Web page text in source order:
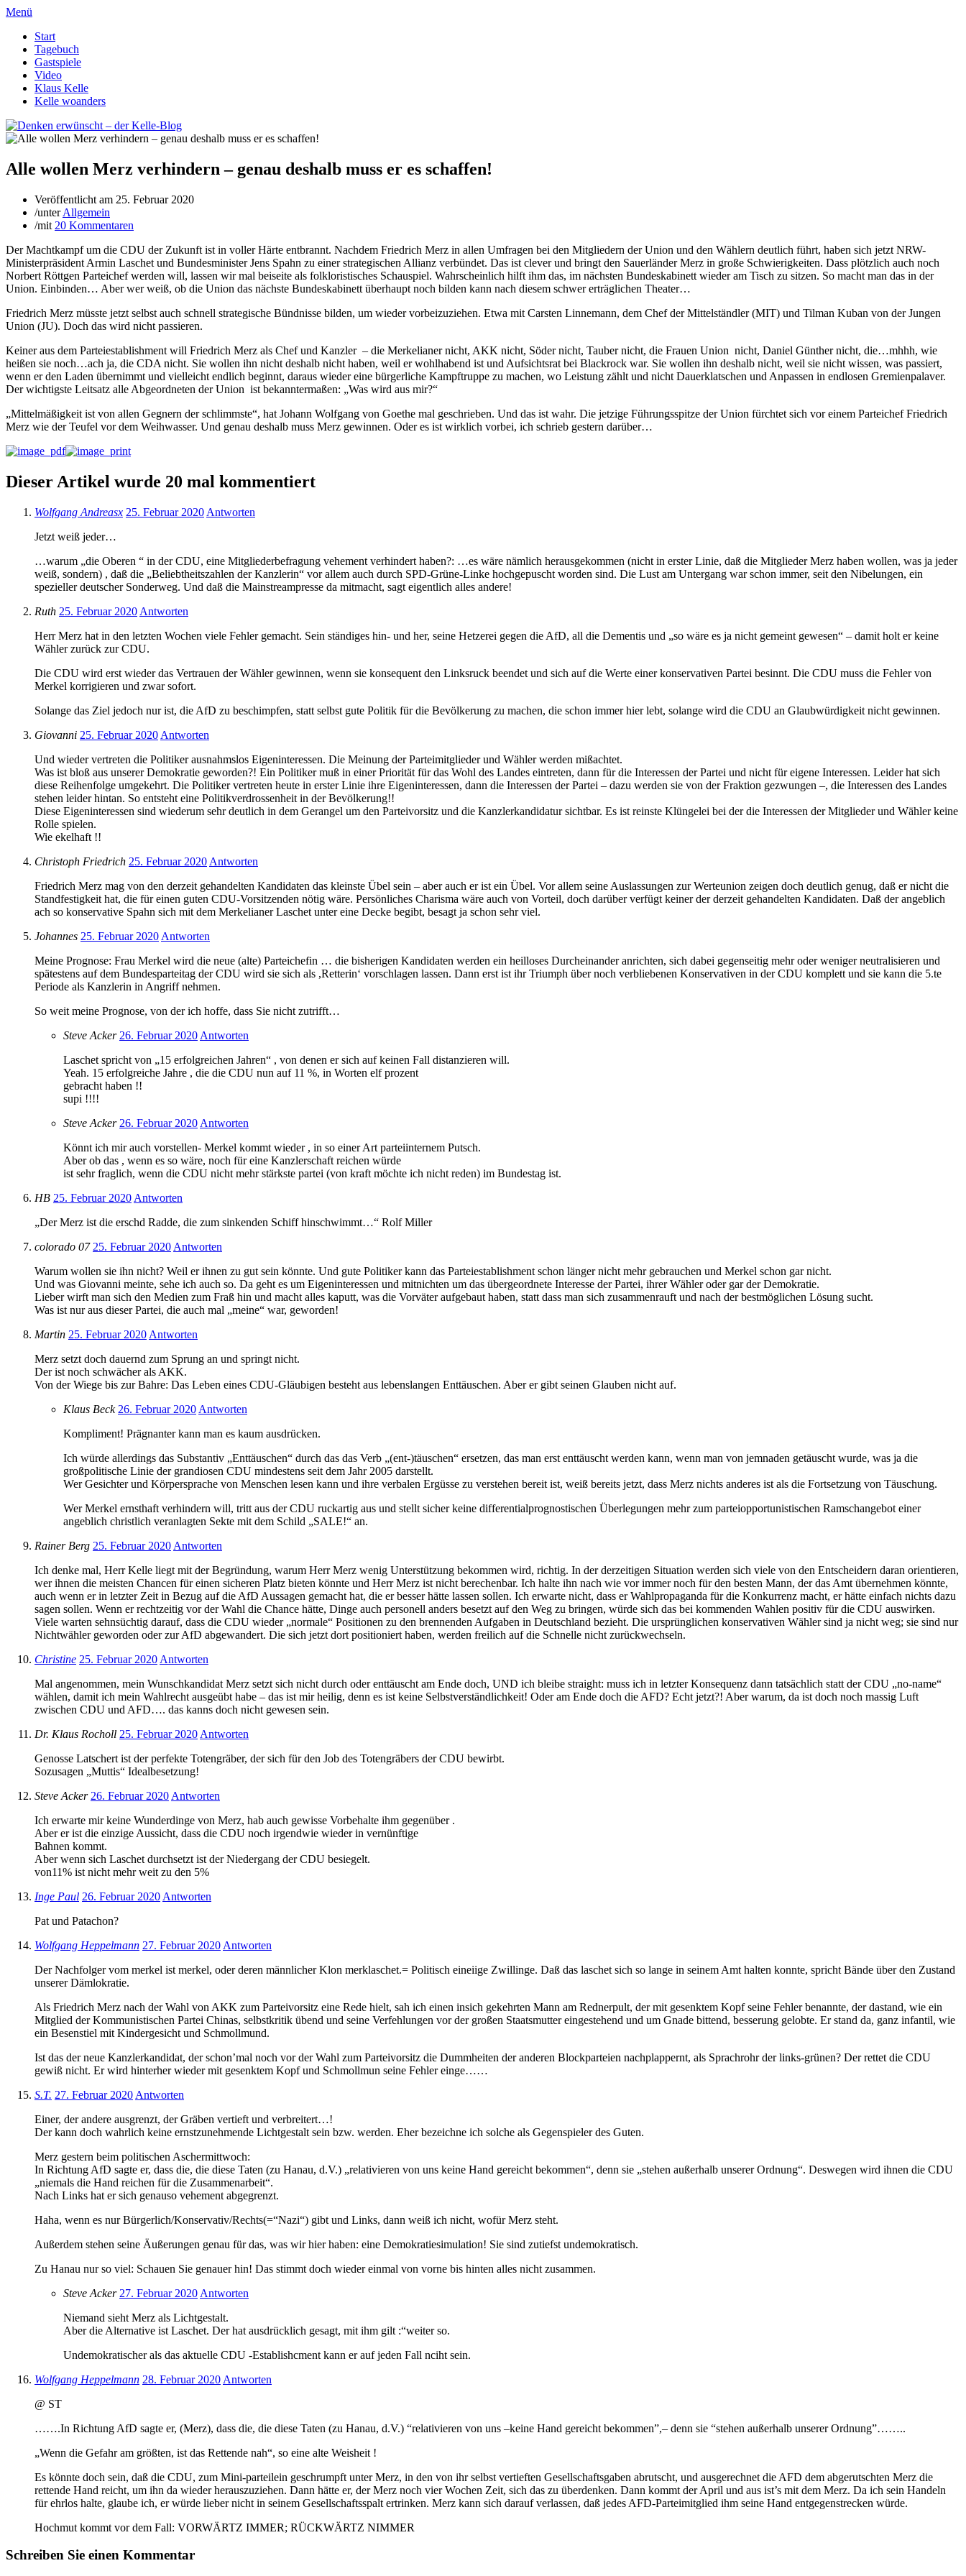
Menü
Start
Tagebuch
Gastspiele
Video
Klaus Kelle
Kelle woanders
Alle wollen Merz verhindern – genau deshalb muss er es schaffen!
Veröffentlicht am 25. Februar 2020
/unterAllgemein
/mit 20 Kommentaren
Der Machtkampf um die CDU der Zukunft ist in voller Härte entbrannt. Nachdem Friedrich Merz in allen Umfragen bei den Mitgliedern der Union und den Wählern deutlich führt, haben sich jetzt NRW-
Ministerpräsident Armin Laschet und Bundesminister Jens Spahn zu einer strategischen Allianz verbündet. Das ist clever und bringt den Sauerländer Merz in große Schwierigkeiten. Dass plötzlich auch noch
Norbert Röttgen Parteichef werden will, lassen wir mal beiseite als folkloristisches Schauspiel. Wahrscheinlich hilft ihm das, im nächsten Bundeskabinett wieder am Tisch zu sitzen. So macht man das in der
Union. Einbinden… Aber wer weiß, ob die Union das nächste Bundeskabinett überhaupt noch bilden kann nach diesem schwer erträglichen Theater…
Friedrich Merz müsste jetzt selbst auch schnell strategische Bündnisse bilden, um wieder vorbeizuziehen. Etwa mit Carsten Linnemann, dem Chef der Mittelständler (MIT) und Tilman Kuban von der Jungen
Union (JU). Doch das wird nicht passieren.
Keiner aus dem Parteiestablishment will Friedrich Merz als Chef und Kanzler – die Merkelianer nicht, AKK nicht, Söder nicht, Tauber nicht, die Frauen Union nicht, Daniel Günther nicht, die…mhhh, wie
heißen sie noch…ach ja, die CDA nicht. Sie wollen ihn nicht deshalb nicht haben, weil er wohlhabend ist und Aufsichtsrat bei Blackrock war. Sie wollen ihn deshalb nicht, weil sie nicht wissen, was passiert,
wenn er den Laden übernimmt und vielleicht endlich beginnt, daraus wieder eine bürgerliche Kampftruppe zu machen, wo Leistung zählt und nicht Dauerklatschen und Anpassen in endlosen Gremienpalaver.
Der wichtigste Leitsatz alle Abgeordneten der Union ist bekanntermaßen: „Was wird aus mir?“
„Mittelmäßigkeit ist von allen Gegnern der schlimmste“, hat Johann Wolfgang von Goethe mal geschrieben. Und das ist wahr. Die jetzige Führungsspitze der Union fürchtet sich vor einem Parteichef Friedrich
Merz wie der Teufel vor dem Weihwasser. Und genau deshalb muss Merz gewinnen. Oder es ist wirklich vorbei, ich schrieb gestern darüber…
Dieser Artikel wurde 20 mal kommentiert
Wolfgang Andreasx 25. Februar 2020 Antworten
Jetzt weiß jeder…
…warum „die Oberen “ in der CDU, eine Mitgliederbefragung vehement verhindert haben?: …es wäre nämlich herausgekommen (nicht in erster Linie, daß die Mitglieder Merz haben wollen, was ja jeder
weiß, sondern) , daß die „Beliebtheitszahlen der Kanzlerin“ vor allem auch durch SPD-Grüne-Linke hochgepuscht worden sind. Die Lust am Untergang war schon immer, seit den Nibelungen, ein
spezieller deutscher Sonderweg. Und daß die Mainstreampresse da mitmacht, sagt eigentlich alles andere!
Ruth 25. Februar 2020 Antworten
Herr Merz hat in den letzten Wochen viele Fehler gemacht. Sein ständiges hin- und her, seine Hetzerei gegen die AfD, all die Dementis und „so wäre es ja nicht gemeint gewesen“ – damit holt er keine
Wähler zurück zur CDU.
Die CDU wird erst wieder das Vertrauen der Wähler gewinnen, wenn sie konsequent den Linksruck beendet und sich auf die Werte einer konservativen Partei besinnt. Die CDU muss die Fehler von
Merkel korrigieren und zwar sofort.
Solange das Ziel jedoch nur ist, die AfD zu beschimpfen, statt selbst gute Politik für die Bevölkerung zu machen, die schon immer hier lebt, solange wird die CDU an Glaubwürdigkeit nicht gewinnen.
Giovanni 25. Februar 2020 Antworten
Und wieder vertreten die Politiker ausnahmslos Eigeninteressen. Die Meinung der Parteimitglieder und Wähler werden mißachtet.
Was ist bloß aus unserer Demokratie geworden?! Ein Politiker muß in einer Priorität für das Wohl des Landes eintreten, dann für die Interessen der Partei und nicht für eigene Interessen. Leider hat sich
diese Reihenfolge umgekehrt. Die Politiker vertreten heute in erster Linie ihre Eigeninteressen, dann die Interessen der Partei – dazu werden sie von der Fraktion gezwungen –, die Interessen des Landes
stehen leider hintan. So entsteht eine Politikverdrossenheit in der Bevölkerung!!
Diese Eigeninteressen sind wiederum sehr deutlich in dem Gerangel um den Parteivorsitz und die Kanzlerkandidatur sichtbar. Es ist reinste Klüngelei bei der die Interessen der Mitglieder und Wähler keine
Rolle spielen.
Wie ekelhaft !!
Christoph Friedrich 25. Februar 2020 Antworten
Friedrich Merz mag von den derzeit gehandelten Kandidaten das kleinste Übel sein – aber auch er ist ein Übel. Vor allem seine Auslassungen zur Werteunion zeigen doch deutlich genug, daß er nicht die
Standfestigkeit hat, die für einen guten CDU-Vorsitzenden nötig wäre. Persönliches Charisma wäre auch von Vorteil, doch darüber verfügt keiner der derzeit gehandelten Kandidaten. Daß der angeblich
ach so konservative Spahn sich mit dem Merkelianer Laschet unter eine Decke begibt, besagt ja schon sehr viel.
Johannes 25. Februar 2020 Antworten
Meine Prognose: Frau Merkel wird die neue (alte) Parteichefin … die bisherigen Kandidaten werden ein heilloses Durcheinander anrichten, sich dabei gegenseitig mehr oder weniger neutralisieren und
spätestens auf dem Bundesparteitag der CDU wird sie sich als ,Retterin‘ vorschlagen lassen. Dann erst ist ihr Triumph über noch verbliebenen Konservativen in der CDU komplett und sie kann die 5.te
Periode als Kanzlerin in Angriff nehmen.
So weit meine Prognose, von der ich hoffe, dass Sie nicht zutrifft…
Steve Acker 26. Februar 2020 Antworten
Laschet spricht von „15 erfolgreichen Jahren“ , von denen er sich auf keinen Fall distanzieren will.
Yeah. 15 erfolgreiche Jahre , die die CDU nun auf 11 %, in Worten elf prozent
gebracht haben !!
supi !!!!
Steve Acker 26. Februar 2020 Antworten
Könnt ich mir auch vorstellen- Merkel kommt wieder , in so einer Art parteiinternem Putsch.
Aber ob das , wenn es so wäre, noch für eine Kanzlerschaft reichen würde
ist sehr fraglich, wenn die CDU nicht mehr stärkste partei (von kraft möchte ich nicht reden) im Bundestag ist.
HB 25. Februar 2020 Antworten
„Der Merz ist die erschd Radde, die zum sinkenden Schiff hinschwimmt…“ Rolf Miller
colorado 07 25. Februar 2020 Antworten
Warum wollen sie ihn nicht? Weil er ihnen zu gut sein könnte. Und gute Politiker kann das Parteiestablishment schon länger nicht mehr gebrauchen und Merkel schon gar nicht.
Und was Giovanni meinte, sehe ich auch so. Da geht es um Eigeninteressen und mitnichten um das übergeordnete Interesse der Partei, ihrer Wähler oder gar der Demokratie.
Lieber wirft man sich den Medien zum Fraß hin und macht alles kaputt, was die Vorväter aufgebaut haben, statt dass man sich zusammenrauft und nach der bestmöglichen Lösung sucht.
Was ist nur aus dieser Partei, die auch mal „meine“ war, geworden!
Martin 25. Februar 2020 Antworten
Merz setzt doch dauernd zum Sprung an und springt nicht.
Der ist noch schwächer als AKK.
Von der Wiege bis zur Bahre: Das Leben eines CDU-Gläubigen besteht aus lebenslangen Enttäuschen. Aber er gibt seinen Glauben nicht auf.
Klaus Beck 26. Februar 2020 Antworten
Kompliment! Prägnanter kann man es kaum ausdrücken.
Ich würde allerdings das Substantiv „Enttäuschen“ durch das das Verb „(ent-)täuschen“ ersetzen, das man erst enttäuscht werden kann, wenn man von jemnaden getäuscht wurde, was ja die
großpolitische Linie der grandiosen CDU mindestens seit dem Jahr 2005 darstellt.
Wer Gesichter und Körpersprache von Menschen lesen kann und ihre verbalen Ergüsse zu verstehen bereit ist, weiß bereits jetzt, dass Merz nichts anderes ist als die Fortsetzung von Täuschung.
Wer Merkel ernsthaft verhindern will, tritt aus der CDU ruckartig aus und stellt sicher keine differentialprognostischen Überlegungen mehr zum parteiopportunistischen Ramschangebot einer
angeblich christlich veranlagten Sekte mit dem Schild „SALE!“ an.
Rainer Berg 25. Februar 2020 Antworten
Ich denke mal, Herr Kelle liegt mit der Begründung, warum Herr Merz wenig Unterstützung bekommen wird, richtig. In der derzeitigen Situation werden sich viele von den Entscheidern daran orientieren,
wer ihnen die meisten Chancen für einen sicheren Platz bieten könnte und Herr Merz ist nicht berechenbar. Ich halte ihn nach wie vor immer noch für den besten Mann, der das Amt übernehmen könnte,
auch wenn er in letzter Zeit in Bezug auf die AfD Aussagen gemacht hat, die er besser hätte lassen sollen. Ich erwarte nicht, dass er Wahlpropaganda für die Konkurrenz macht, er hätte einfach nichts dazu
sagen sollen. Wenn er rechtzeitig vor der Wahl die Chance hätte, Dinge auch personell anders besetzt auf den Weg zu bringen, würde sich das bei kommenden Wahlen positiv für die CDU auswirken.
Viele warten sehnsüchtig darauf, dass die CDU wieder „normale“ Positionen zu den brennenden Aufgaben in Deutschland bezieht. Die ursprünglichen konservativen Wähler sind ja nicht weg; sie sind nur
Nichtwähler geworden oder zur AfD abgewandert. Die sich jetzt dort positioniert haben, werden freilich auf die Schnelle nicht zurückwechseln.
Christine 25. Februar 2020 Antworten
Mal angenommen, mein Wunschkandidat Merz setzt sich nicht durch oder enttäuscht am Ende doch, UND ich bleibe straight: muss ich in letzter Konsequenz dann tatsächlich statt der CDU „no-name“
wählen, damit ich mein Wahlrecht ausgeübt habe – das ist mir heilig, denn es ist keine Selbstverständlichkeit! Oder am Ende doch die AFD? Echt jetzt?! Aber warum, da ist doch noch massig Luft
zwischen CDU und AFD…. das kanns doch nicht gewesen sein.
Dr. Klaus Rocholl 25. Februar 2020 Antworten
Genosse Latschert ist der perfekte Totengräber, der sich für den Job des Totengräbers der CDU bewirbt.
Sozusagen „Muttis“ Idealbesetzung!
Steve Acker 26. Februar 2020 Antworten
Ich erwarte mir keine Wunderdinge von Merz, hab auch gewisse Vorbehalte ihm gegenüber .
Aber er ist die einzige Aussicht, dass die CDU noch irgendwie wieder in vernünftige
Bahnen kommt.
Aber wenn sich Laschet durchsetzt ist der Niedergang der CDU besiegelt.
von11% ist nicht mehr weit zu den 5%
Inge Paul 26. Februar 2020 Antworten
Pat und Patachon?
Wolfgang Heppelmann 27. Februar 2020 Antworten
Der Nachfolger vom merkel ist merkel, oder deren männlicher Klon merklaschet.= Politisch eineiige Zwillinge. Daß das laschet sich so lange in seinem Amt halten konnte, spricht Bände über den Zustand
unserer Dämlokratie.
Als Friedrich Merz nach der Wahl von AKK zum Parteivorsitz eine Rede hielt, sah ich einen insich gekehrten Mann am Rednerpult, der mit gesenktem Kopf seine Fehler benannte, der dastand, wie ein
Mitglied der Kommunistischen Partei Chinas, selbstkritik übend und seine Verfehlungen vor der großen Staatsmutter eingestehend und um Gnade bittend, besserung gelobte. Er stand da, ganz infantil, wie
ein Besenstiel mit Kindergesicht und Schmollmund.
Ist das der neue Kanzlerkandidat, der schon’mal noch vor der Wahl zum Parteivorsitz die Dummheiten der anderen Blockparteien nachplappernt, als Sprachrohr der links-grünen? Der rettet die CDU
gewiß nicht. Er wird hinterher wieder mit gesenktem Kopf und Schmollmun seine Fehler einge……
S.T. 27. Februar 2020 Antworten
Einer, der andere ausgrenzt, der Gräben vertieft und verbreitert…!
Der kann doch wahrlich keine ernstzunehmende Lichtgestalt sein bzw. werden. Eher bezeichne ich solche als Gegenspieler des Guten.
Merz gestern beim politischen Aschermittwoch:
In Richtung AfD sagte er, dass die, die diese Taten (zu Hanau, d.V.) „relativieren von uns keine Hand gereicht bekommen“, denn sie „stehen außerhalb unserer Ordnung“. Deswegen wird ihnen die CDU
„niemals die Hand reichen für die Zusammenarbeit“.
Nach Links hat er sich genauso vehement abgegrenzt.
Haha, wenn es nur Bürgerlich/Konservativ/Rechts(=“Nazi“) gibt und Links, dann weiß ich nicht, wofür Merz steht.
Außerdem stehen seine Äußerungen genau für das, was wir hier haben: eine Demokratiesimulation! Sie sind zutiefst undemokratisch.
Zu Hanau nur so viel: Schauen Sie genauer hin! Das stimmt doch wieder einmal von vorne bis hinten alles nicht zusammen.
Steve Acker 27. Februar 2020 Antworten
Niemand sieht Merz als Lichtgestalt.
Aber die Alternative ist Laschet. Der hat ausdrücklich gesagt, mit ihm gilt :“weiter so.
Undemokratischer als das aktuelle CDU -Establishcment kann er auf jeden Fall nciht sein.
Wolfgang Heppelmann 28. Februar 2020 Antworten
@ ST
…….In Richtung AfD sagte er, (Merz), dass die, die diese Taten (zu Hanau, d.V.) “relativieren von uns –keine Hand gereicht bekommen”,– denn sie “stehen außerhalb unserer Ordnung”……..
„Wenn die Gefahr am größten, ist das Rettende nah“, so eine alte Weisheit !
Es könnte doch sein, daß die CDU, zum Mini-parteilein geschrumpft unter Merz, in den von ihr selbst vertieften Gesellschaftsgaben abrutscht, und ausgerechnet die AFD dem abgerutschten Merz die
rettende Hand reicht, um ihn da wieder herauszuziehen. Dann hätte er, der Merz noch vier Wochen Zeit, sich das zu überdenken. Dann kommt der April und aus ist’s mit dem Merz. Da ich sein Handeln
für ehrlos halte, glaube ich, er würde lieber nicht in seinem Gesellschaftsspalt ertrinken. Merz kann sich darauf verlassen, daß jedes AFD-Parteimitglied ihm seine Hand entgegenstrecken würde.
Hochmut kommt vor dem Fall: VORWÄRTZ IMMER; RÜCKWÄRTZ NIMMER
Schreiben Sie einen Kommentar